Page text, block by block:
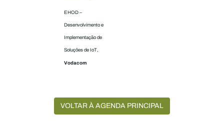
EHOD –
Desenvolvimento e
Implementação de
Soluções de IoT,
Vodacom
VOLTAR À AGENDA PRINCIPAL